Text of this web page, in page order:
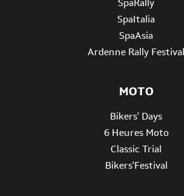
SpaRally
SpaItalia
SpaAsia
Ardenne Rally Festival
MOTO
Bikers' Days
6 Heures Moto
Classic Trial
Bikers'Festival